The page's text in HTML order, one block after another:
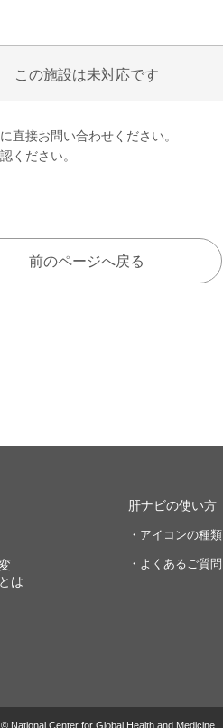
この施設は未対応です
直接お問い合わせください。
ください。
前のページへ戻る
は
肝ナビの使い方
・アイコンの種類
・よくあるご質問
National Center for Global Health and Medicine.